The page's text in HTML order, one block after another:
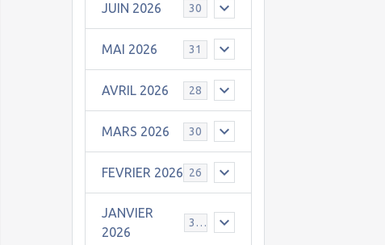
JUIN 2026 30
MAI 2026 31
AVRIL 2026 28
MARS 2026 30
FEVRIER 2026 26
JANVIER
2026
31